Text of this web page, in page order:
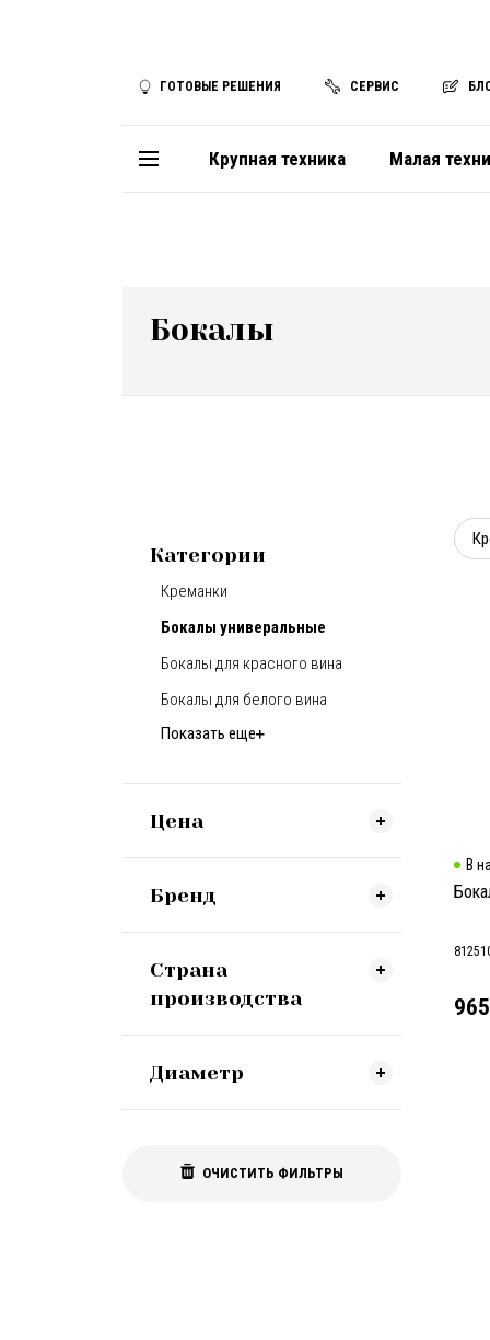
ГОТОВЫЕ РЕШЕНИЯ СЕРВИС
Крупная техника Малая
Бокалы
Категории
Креманки
Бокалы универальные
Бокалы для красного вина
Бокалы для белого вина
Показать еще
Цена
Бренд
Страна
производства
Диаметр
ОЧИСТИТЬ ФИЛЬТРЫ
В
965